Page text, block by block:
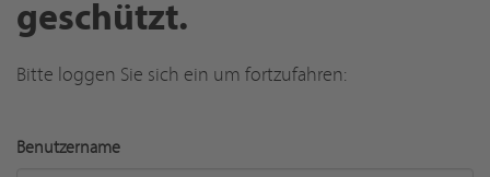
geschützt.
Bitte loggen Sie sich ein um fortzufahren:
Benutzername